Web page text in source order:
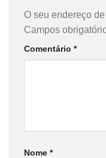
O seu endereço
Campos
Comentário *
Nome *